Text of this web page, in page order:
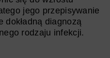
jego przepisywanie
dokładną diagnozą
rodzaju infekcji.